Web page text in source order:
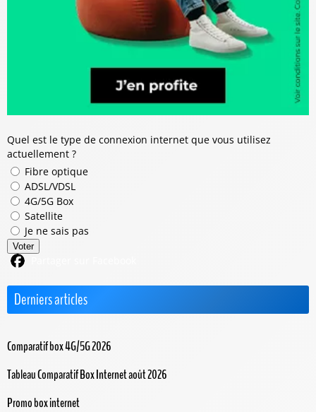
Quel est le type de connexion internet que vous utilisez
actuellement ?
Fibre optique
ADSL/VDSL
4G/5G Box
Satellite
Je ne sais pas
Voter
Derniers articles
Comparatif box 4G/5G 2026
Tableau Comparatif Box Internet août 2026
Promo box internet